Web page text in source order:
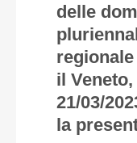
delle
il
21/03/
la